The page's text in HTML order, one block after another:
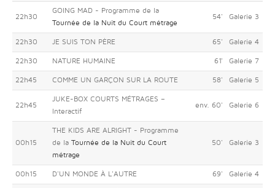
22h30
GOING MAD - Programme de la
Tournée de la Nuit du Court métrage
54' Galerie 3
22h30 JE SUIS TON PÈRE 65' Galerie 4
22h30 NATURE HUMAINE 61' Galerie 7
22h45 COMME UN GARÇON SUR LA ROUTE 58' Galerie 5
22h45
JUKE-BOX COURTS MÉTRAGES –
Interactif
env. 60' Galerie 6
00h15
THE KIDS ARE ALRIGHT - Programme
de la Tournée de la Nuit du Court
métrage
50' Galerie 3
00h15 D'UN MONDE À L'AUTRE 69' Galerie 4